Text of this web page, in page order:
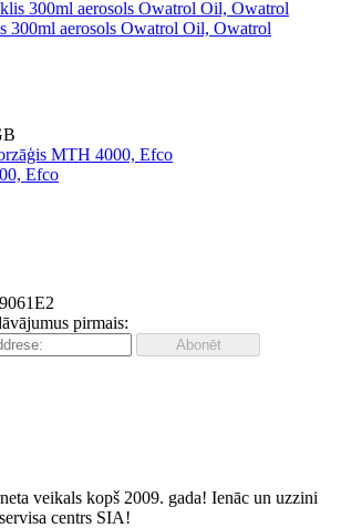
300ml aerosols Owatrol Oil, Owatrol
Efco
pirmais:
veikals kopš 2009. gada! Ienāc un uzzini
centrs SIA!